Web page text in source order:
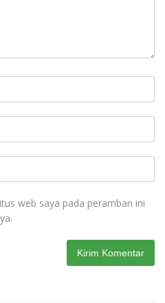
web saya pada peramban ini